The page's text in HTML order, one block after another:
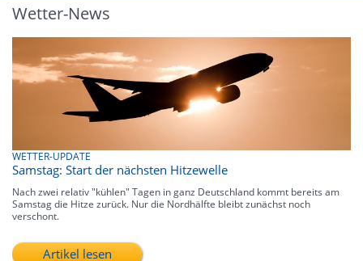
Wetter-News
WETTER-UPDATE
Samstag: Start der nächsten Hitzewelle
Nach zwei relativ "kühlen" Tagen in ganz Deutschland kommt bereits am
Samstag die Hitze zurück. Nur die Nordhälfte bleibt zunächst noch
verschont.
Artikel lesen